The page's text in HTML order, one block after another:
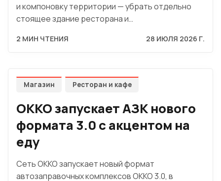
и компоновку территории — убрать отдельно
стоящее здание ресторана и…
2 МИН ЧТЕНИЯ 28 ИЮЛЯ 2026 Г.
Магазин Ресторан и кафе
OKKO запускает АЗК нового
формата 3.0 с акцентом на
еду
Сеть OKKO запускает новый формат
автозаправочных комплексов OKKO 3.0, в